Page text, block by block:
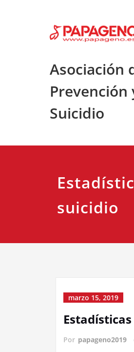
Asociación
Prevención
Suicidio
suicidio
marzo 15, 2019
Por papageno2019